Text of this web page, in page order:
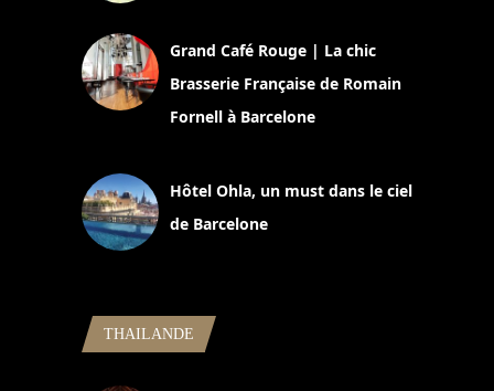
Grand Café Rouge | La chic
Brasserie Française de Romain
Fornell à Barcelone
Hôtel Ohla, un must dans le ciel
de Barcelone
THAILANDE